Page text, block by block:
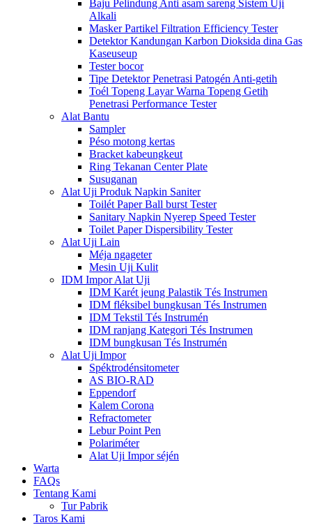
Baju Pelindung Anti asam sareng Sistem Uji
Alkali
Masker Partikel Filtration Efficiency Tester
Detektor Kandungan Karbon Dioksida dina Gas
Kaseuseup
Tester bocor
Tipe Detektor Penetrasi Patogén Anti-getih
Toél Topeng Layar Warna Topeng Getih
Penetrasi Performance Tester
Alat Bantu
Sampler
Péso motong kertas
Bracket kabeungkeut
Ring Tekanan Center Plate
Susuganan
Alat Uji Produk Napkin Saniter
Toilét Paper Ball burst Tester
Sanitary Napkin Nyerep Speed ​​Tester
Toilet Paper Dispersibility Tester
Alat Uji Lain
Méja ngageter
Mesin Uji Kulit
IDM Impor Alat Uji
IDM Karét jeung Palastik Tés Instrumen
IDM fléksibel bungkusan Tés Instrumen
IDM Tekstil Tés Instrumén
IDM ranjang Kategori Tés Instrumen
IDM bungkusan Tés Instrumén
Alat Uji Impor
Spéktrodénsitometer
AS BIO-RAD
Eppendorf
Kalem Corona
Refractometer
Lebur Point Pen
Polariméter
Alat Uji Impor séjén
Warta
FAQs
Tentang Kami
Tur Pabrik
Taros Kami